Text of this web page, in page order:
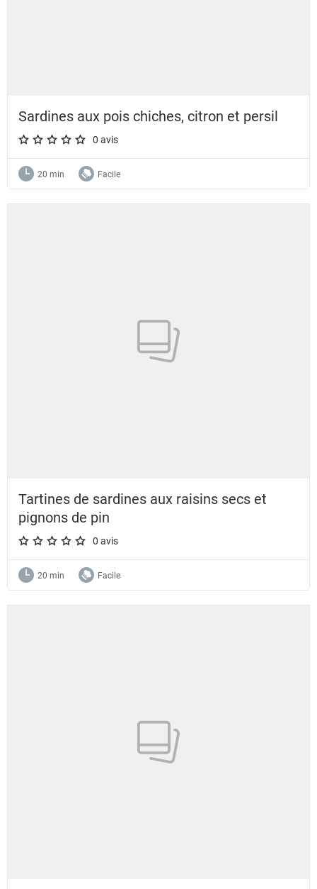
Sardines aux pois chiches, citron et persil
A star rating of 0 out of 5.
0 avis
20 min Facile
Tartines de sardines aux raisins secs et
pignons de pin
A star rating of 0 out of 5.
0 avis
20 min Facile